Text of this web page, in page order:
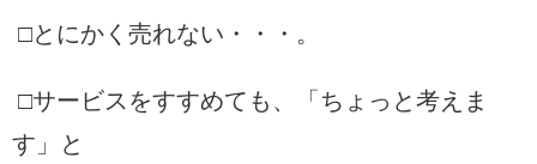
□とにかく売れない・・・。
□サービスをすすめても、「ちょっと考えま
す」と